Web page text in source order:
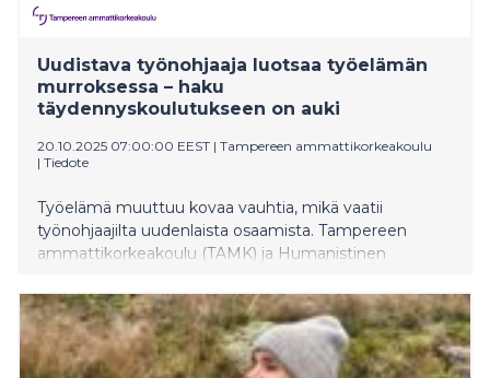
Uudistava työnohjaaja luotsaa työelämän
murroksessa – haku
täydennyskoulutukseen on auki
20.10.2025 07:00:00 EEST | Tampereen ammattikorkeakoulu
| Tiedote
Työelämä muuttuu kovaa vauhtia, mikä vaatii
työnohjaajilta uudenlaista osaamista. Tampereen
ammattikorkeakoulu (TAMK) ja Humanistinen
työnohjaaja -täydennyskoulutuksen.